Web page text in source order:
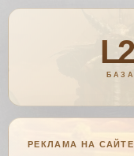
РЕКЛАМА НА САЙТЕ